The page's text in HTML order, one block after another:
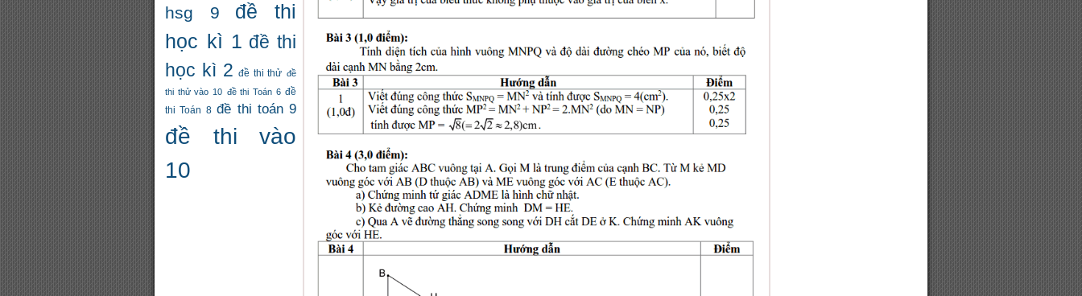
hsg 9
đề thi
học kì 1 đề thi
học kì 2 đề thi thử đề
thi thử vào 10 đề thi Toán 6 đề
thi Toán 8 đề thi toán 9
đề thi vào
10